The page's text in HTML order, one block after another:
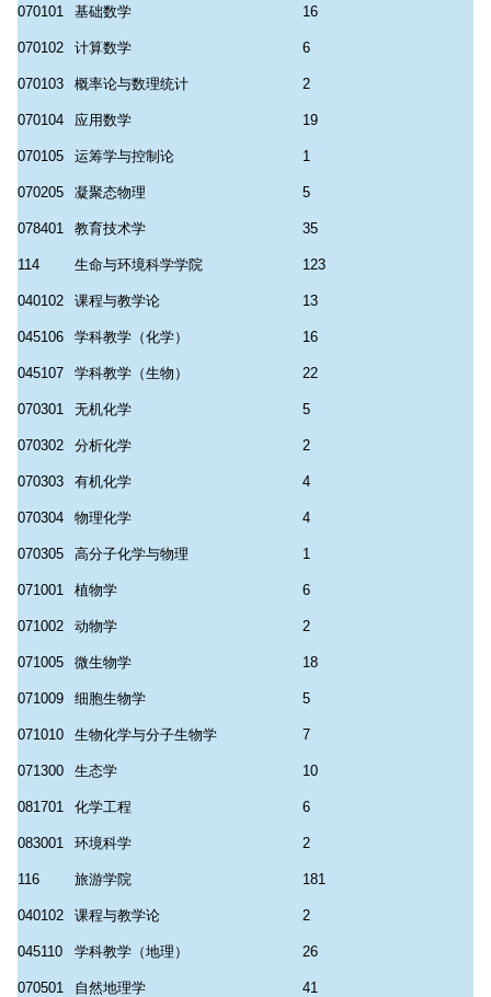
070101 基础数学 16
070102 计算数学 6
070103 概率论与数理统计 2
070104 应用数学 19
070105 运筹学与控制论 1
070205 凝聚态物理 5
078401 教育技术学 35
114 生命与环境科学学院 123
040102 课程与教学论 13
045106 学科教学（化学） 16
045107 学科教学（生物） 22
070301 无机化学 5
070302 分析化学 2
070303 有机化学 4
070304 物理化学 4
070305 高分子化学与物理 1
071001 植物学 6
071002 动物学 2
071005 微生物学 18
071009 细胞生物学 5
071010 生物化学与分子生物学 7
071300 生态学 10
081701 化学工程 6
083001 环境科学 2
116 旅游学院 181
040102 课程与教学论 2
045110 学科教学（地理） 26
070501 自然地理学 41